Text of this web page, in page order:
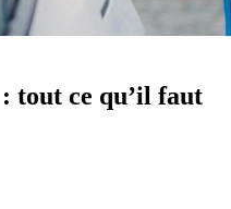
tout ce qu’il faut